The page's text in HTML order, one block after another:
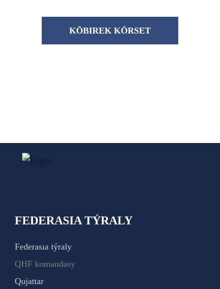
KÖBІREK KÖRSET
FEDERASIA TÝRALY
Federasıa týraly
QHF komandasy
Qujattar